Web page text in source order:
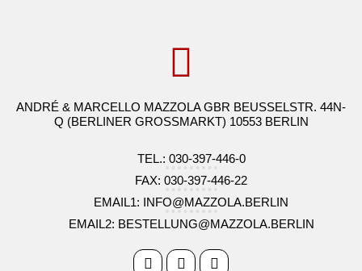
ANDRÉ & MARCELLO MAZZOLA GBR BEUSSELSTR. 44N-
Q (BERLINER GROSSMARKT) 10553 BERLIN
TEL.: 030-397-446-0
FAX: 030-397-446-22
EMAIL1: INFO@MAZZOLA.BERLIN
EMAIL2: BESTELLUNG@MAZZOLA.BERLIN